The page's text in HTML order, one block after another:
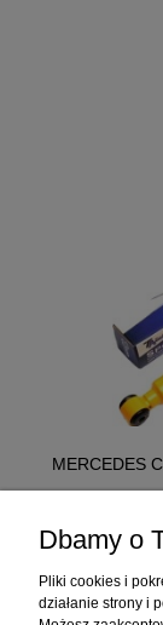
MERCEDES
Dbamy o
Pliki cookies i
działanie strony i